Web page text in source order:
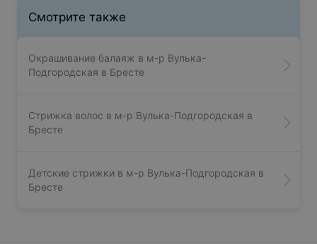
Смотрите также
Окрашивание балаяж в м-р Вулька-
Подгородская в Бресте
Стрижка волос в м-р Вулька-Подгородская в
Бресте
Детские стрижки в м-р Вулька-Подгородская в
Бресте